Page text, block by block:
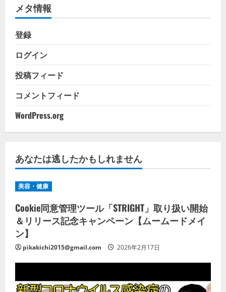
ー
メタ情報
登録
ログイン
投稿フィード
コメントフィード
WordPress.org
あなたは逃したかもしれません
美容・健康
Cookie同意管理ツール「STRIGHT」取り扱い開始
＆リリース記念キャンペーン【ムームードメイ
ン】
pikakichi2015@gmail.com 2026年2月17日